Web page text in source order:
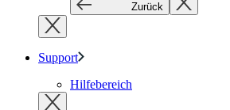
Zurück
Support
Hilfebereich